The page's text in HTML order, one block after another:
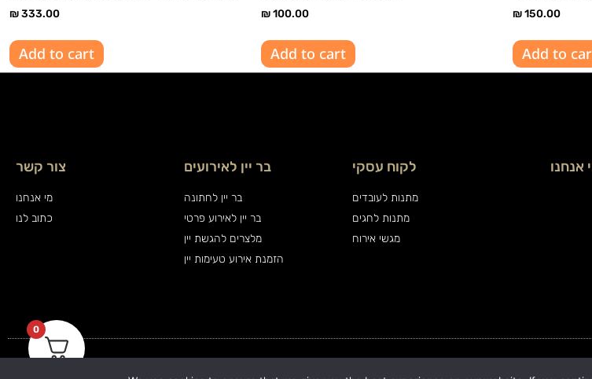
₪333.00
Add to cart
₪100.00
Add to cart
₪150.00
Add to
צור קשר
מי אנחנו
כתוב לנו
בר יין לאירועים
בר יין לחתונה
בר יין לאירוע פרטי
מלצרים להגשת יין
הזמנת אירוע טעימות יין
לקוח עסקי
מתנות לעובדים
מתנות לחגים
מגשי אירוח
אנחנו
0